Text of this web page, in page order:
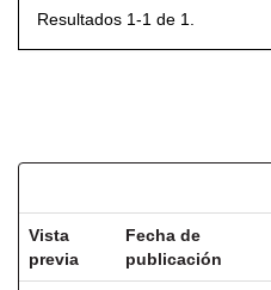
Resultados 1-1 de 1.
Vista
previa
Fecha de
publicación